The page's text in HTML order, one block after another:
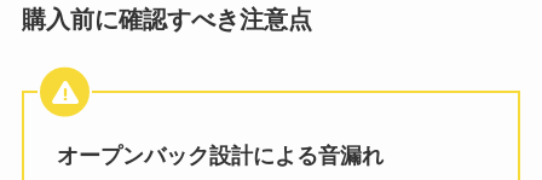
購入前に確認すべき注意点
オープンバック設計による音漏れ